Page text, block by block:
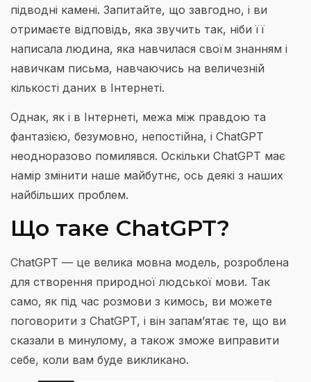
підводні камені. Запитайте, що завгодно, і ви
отримаєте відповідь, яка звучить так, ніби її
написала людина, яка навчилася своїм знанням і
навичкам письма, навчаючись на величезній
кількості даних в Інтернеті.
Однак, як і в Інтернеті, межа між правдою та
фантазією, безумовно, непостійна, і ChatGPT
неодноразово помилявся. Оскільки ChatGPT має
намір змінити наше майбутнє, ось деякі з наших
найбільших проблем.
Що таке ChatGPT?
ChatGPT — це велика мовна модель, розроблена
для створення природної людської мови. Так
само, як під час розмови з кимось, ви можете
поговорити з ChatGPT, і він запам’ятає те, що ви
сказали в минулому, а також зможе виправити
себе, коли вам буде викликано.